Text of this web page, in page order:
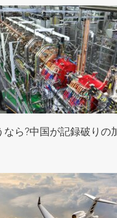
なら?中国が記録破りの